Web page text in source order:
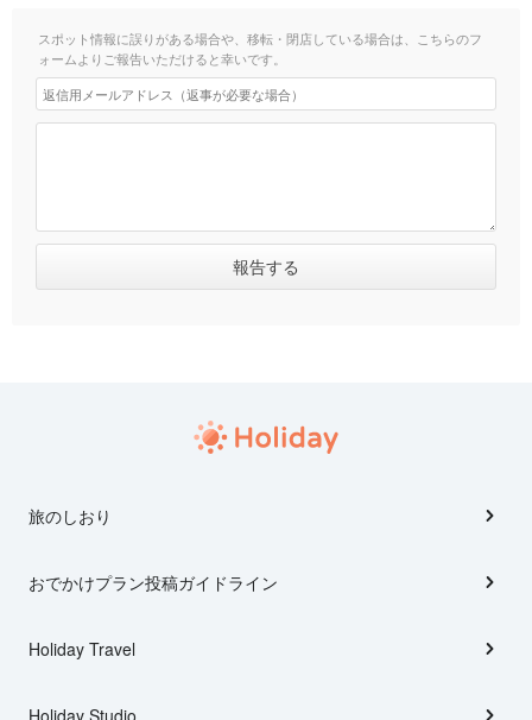
スポット情報に誤りがある場合や、移転・閉店している場合は、こちらのフ
ォームよりご報告いただけると幸いです。
旅のしおり
おでかけプラン投稿ガイドライン
Holiday Travel